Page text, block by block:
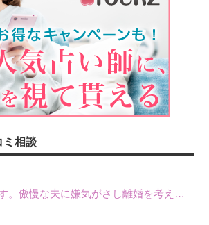
ミ相談
私は結婚しています。傲慢な夫に嫌気がさし離婚を考えていたときに、彼と出会いました。彼には恋人がいましたが、話をするうちに、夫とのことを相談するようにな